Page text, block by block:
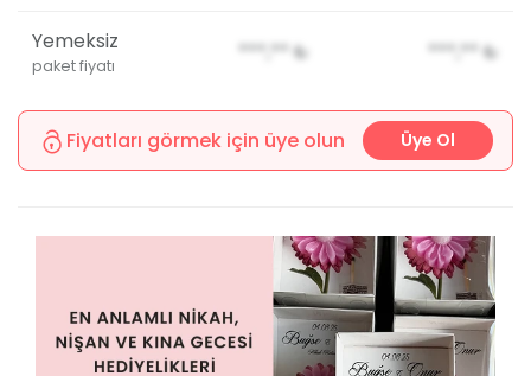
Yemeksiz
paket fiyatı
***,** ₺ ***,** ₺
Fiyatları görmek için üye olun Üye Ol